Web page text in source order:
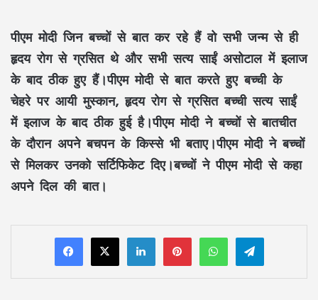
पीएम मोदी जिन बच्चों से बात कर रहे हैं वो सभी जन्म से ही
हृदय रोग से ग्रसित थे और सभी सत्य साईं असोटाल में इलाज
के बाद ठीक हुए हैं।पीएम मोदी से बात करते हुए बच्ची के
चेहरे पर आयी मुस्कान, हृदय रोग से ग्रसित बच्ची सत्य साईं
में इलाज के बाद ठीक हुई है।पीएम मोदी ने बच्चों से बातचीत
के दौरान अपने बचपन के किस्से भी बताए।पीएम मोदी ने बच्चों
से मिलकर उनको सर्टिफिकेट दिए।बच्चों ने पीएम मोदी से कहा
अपने दिल की बात।
LinkedInPinterestWhatsAppTelegram